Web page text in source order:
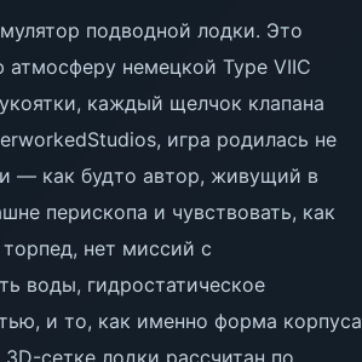
подводной лодки. Это
немецкой Type VIIC
каждый щелчок клапана
игра родилась не
— как будто автор, живущий в
перископа и чувствовать, как
нет миссий с
воды, гидростатическое
и то, как именно форма корпуса
сетке лодки рассчитан по